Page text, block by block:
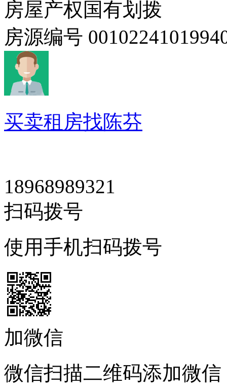
房屋产权 国有划拨
房源编号
买卖租房找陈芬
18968989321
扫码拨号
使用手机扫码拨号
加微信
微信扫描二维码添加微信